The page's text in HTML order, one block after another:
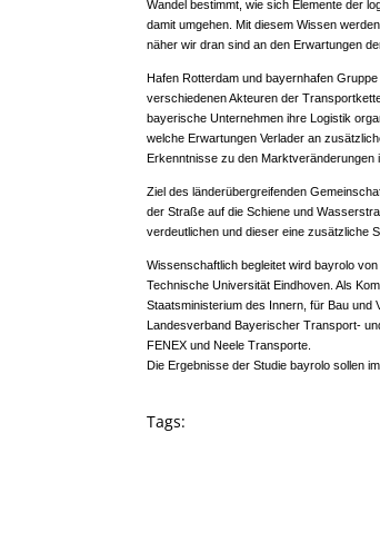
Wandel bestimmt, wie sich Elemente der
damit umgehen. Mit diesem Wissen
näher wir dran sind an den Erwartungen
Hafen Rotterdam und bayernhafen
verschiedenen Akteuren der
bayerische Unternehmen ihre Logistik
welche Erwartungen Verlader an
Erkenntnisse zu den Marktveränderungen
Ziel des länderübergreifenden
der Straße auf die Schiene und
verdeutlichen und dieser eine zusätzliche
Wissenschaftlich begleitet wird bayrolo von
Technische Universität Eindhoven. Als
Staatsministerium des Innern, für Bau und
Landesverband Bayerischer Transport-
FENEX und Neele Transporte.
Die Ergebnisse der Studie bayrolo sollen
Tags: